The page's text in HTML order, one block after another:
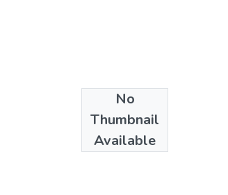
No
Thumbnail
Available